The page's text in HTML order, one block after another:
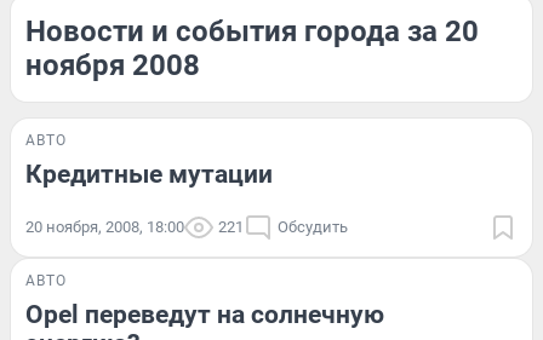
Новости и события города за 20
ноября 2008
АВТО
Кредитные мутации
20 ноября, 2008, 18:00 221 Обсудить
АВТО
Opel переведут на солнечную